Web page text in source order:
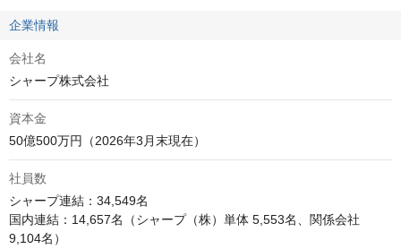
企業情報
会社名
シャープ株式会社
資本金
50億500万円（2026年3月末現在）
社員数
シャープ連結：34,549名
国内連結：14,657名（シャープ（株）単体 5,553名、関係会社
9,104名）